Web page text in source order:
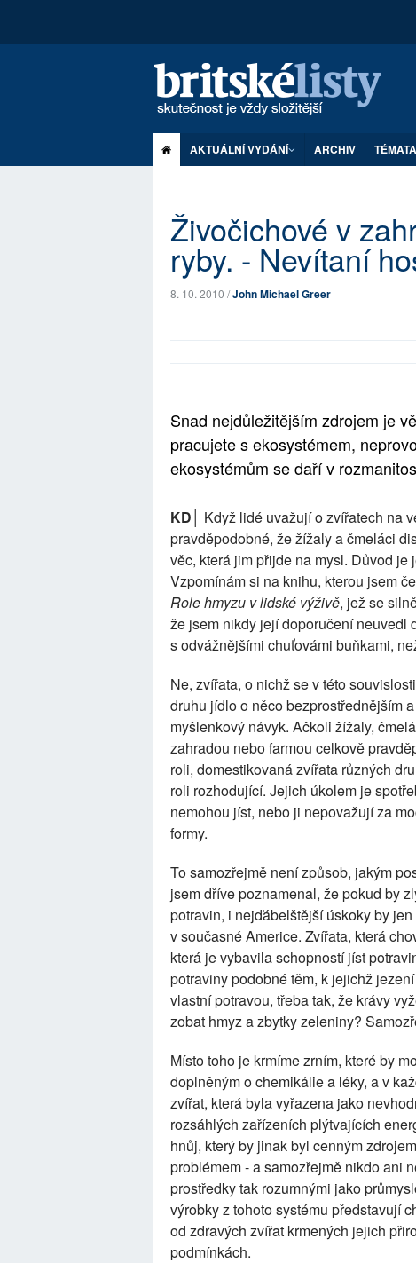
AKTUÁLNÍ VYDÁNÍ ARCHIV TÉMATA
Živočichové v
ryby. - Nevítaní
8. 10. 2010 /John Michael Greer
Snad nejdůležitějším zdrojem je
pracujete s ekosystémem,
ekosystémům se daří v
KD│
Když lidé uvažují o zvířatech na
pravděpodobné, že žížaly a čmeláci
věc, která jim přijde na mysl. Důvod
Vzpomínám si na knihu, kterou jsem
Role hmyzu v lidské výživě, jež se
že jsem nikdy její doporučení neuvedl
s odvážnějšími chuťovámi buňkami,
Ne, zvířata, o nichž se v této
druhu jídlo o něco bezprostřednějším
myšlenkový návyk. Ačkoli žížaly,
zahradou nebo farmou celkově
roli, domestikovaná zvířata různých
roli rozhodující. Jejich úkolem je
nemohou jíst, nebo ji nepovažují za
formy.
To samozřejmě není způsob, jakým
jsem dříve poznamenal, že pokud by
potravin, i nejďábelštější úskoky by
v současné Americe. Zvířata, která
která je vybavila schopností jíst
potraviny podobné těm, k jejichž
vlastní potravou, třeba tak, že krávy
zobat hmyz a zbytky zeleniny?
Místo toho je krmíme zrním, které by
doplněným o chemikálie a léky, a v
zvířat, která byla vyřazena jako
rozsáhlých zařízeních plýtvajících
hnůj, který by jinak byl cenným
problémem - a samozřejmě nikdo ani
prostředky tak rozumnými jako
výrobky z tohoto systému představují
od zdravých zvířat krmených jejich
podmínkách.